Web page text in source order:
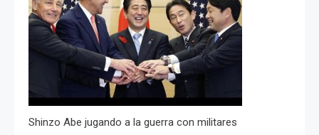
Shinzo Abe jugando a la guerra con militares